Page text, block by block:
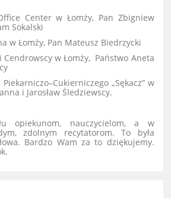
Center w Łomży, Pan Zbigniew
Sokalski
w Łomży, Pan Mateusz Biedrzycki
Cendrowscy w Łomży, Państwo Aneta
Piekarniczo–Cukierniczego „Sękacz” w
i Jarosław Śledziewscy.
opiekunom, nauczycielom, a w
zdolnym recytatorom. To była
Bardzo Wam za to dziękujemy.